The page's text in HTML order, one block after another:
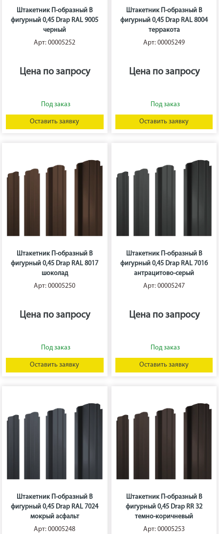
Штакетник П-образный B
фигурный 0,45 Drap RAL 9005
черный
Арт: 00005252
Цена по запросу
Оставить заявку
Штакетник П-образный B
фигурный 0,45 Drap RAL 8004
терракота
Арт: 00005249
Цена по запросу
Оставить заявку
Штакетник П-образный B
фигурный 0,45 Drap RAL 8017
шоколад
Арт: 00005250
Цена по запросу
Оставить заявку
Штакетник П-образный B
фигурный 0,45 Drap RAL 7016
антрацитово-серый
Арт: 00005247
Цена по запросу
Оставить заявку
Штакетник П-образный B
фигурный 0,45 Drap RAL 7024
мокрый асфальт
Арт: 00005248
Штакетник П-образный B
фигурный 0,45 Drap RR 32
темно-коричневый
Арт: 00005253